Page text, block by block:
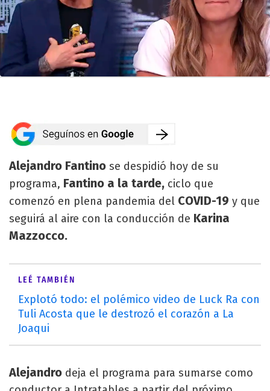
Alejandro Fantino se despidió hoy de su
programa, Fantino a la tarde, ciclo que
comenzó en plena pandemia del COVID-19 y que
seguirá al aire con la conducción de Karina
Mazzocco.
LEÉ TAMBIÉN
Explotó todo: el polémico video de Luck Ra con
Tuli Acosta que le destrozó el corazón a La
Joaqui
Alejandro deja el programa para sumarse como